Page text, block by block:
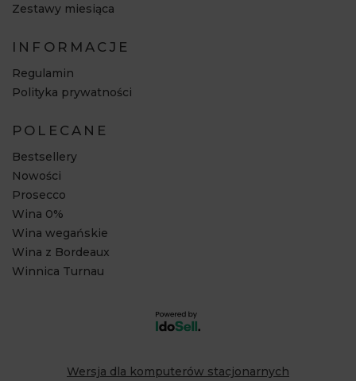
Zestawy miesiąca
INFORMACJE
Regulamin
Polityka prywatności
POLECANE
Bestsellery
Nowości
Prosecco
Wina 0%
Wina wegańskie
Wina z Bordeaux
Winnica Turnau
Wersja dla komputerów stacjonarnych